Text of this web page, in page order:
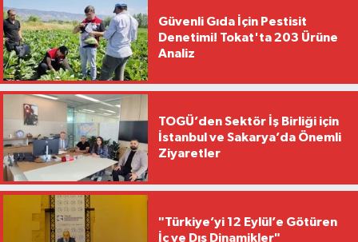
Güvenli Gıda İçin Pestisit
Denetimi! Tokat'ta 203 Ürüne
Analiz
TOGÜ’den Sektör İş Birliği için
İstanbul ve Sakarya’da Önemli
Ziyaretler
"Türkiye’yi 12 Eylül’e Götüren
İç ve Dış Dinamikler"